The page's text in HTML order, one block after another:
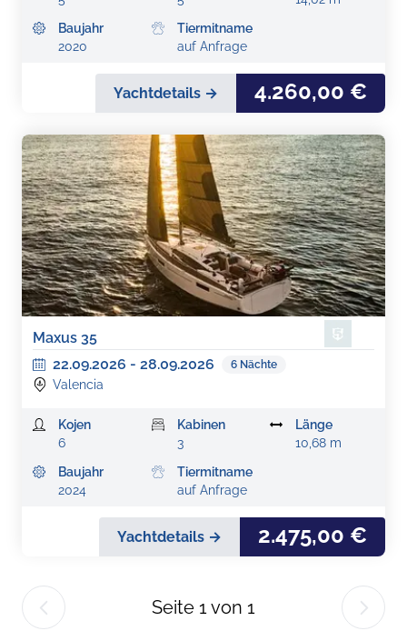
Baujahr
2020
Tiermitname
auf Anfrage
Yachtdetails → 4.260,00 €
Maxus 35
22.09.2026 - 28.09.2026 6 Nächte
Valencia
Kojen
6
Kabinen
3
Länge
10,68 m
Baujahr
2024
Tiermitname
auf Anfrage
Yachtdetails → 2.475,00 €
Seite 1von 1